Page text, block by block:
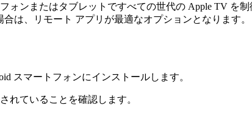
ォンまたはタブレットですべての世代の Apple TV を
は、リモート アプリが最適なオプションとなります
スマートフォンにインストールします。
れていることを確認します。